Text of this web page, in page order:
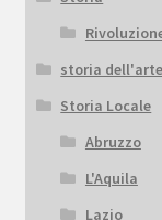
storia dell'arte
Storia Locale
Abruzzo
L'Aquila
Lazio